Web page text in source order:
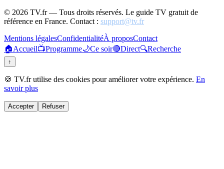
© 2026 TV.fr — Tous droits réservés. Le guide TV gratuit de
référence en France. Contact : support@tv.fr
Mentions légalesConfidentialitéÀ proposContact
🏠Accueil📺Programme🌙Ce soir🔴Direct🔍Recherche
↑
🍪 TV.fr utilise des cookies pour améliorer votre expérience. En
savoir plus
Accepter Refuser